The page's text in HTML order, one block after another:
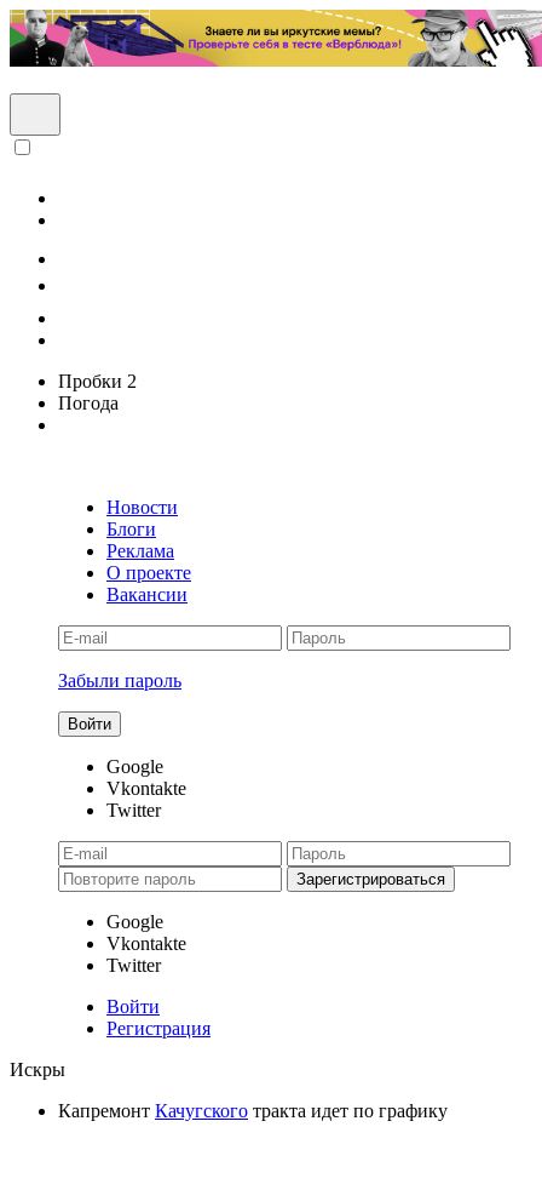
Пробки 2
Погода
Новости
Блоги
Реклама
О проекте
Вакансии
Забыли пароль
Google
Vkontakte
Twitter
Google
Vkontakte
Twitter
Войти
Регистрация
Искры
Капремонт Качугского тракта идет по графику